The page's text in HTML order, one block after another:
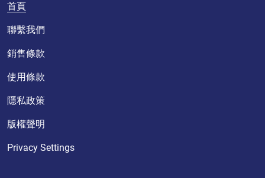
首頁
聯繫我們
銷售條款
使用條款
隱私政策
版權聲明
Privacy Settings